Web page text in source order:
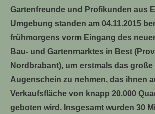
Gartenfreunde und Profikunden aus
Umgebung standen am 04.11.2015
frühmorgens vorm Eingang des
Bau- und Gartenmarktes in Best
Nordbrabant), um erstmals das
Augenschein zu nehmen, das ihnen
Verkaufsfläche von knapp 20.000
geboten wird. Insgesamt wurden 30